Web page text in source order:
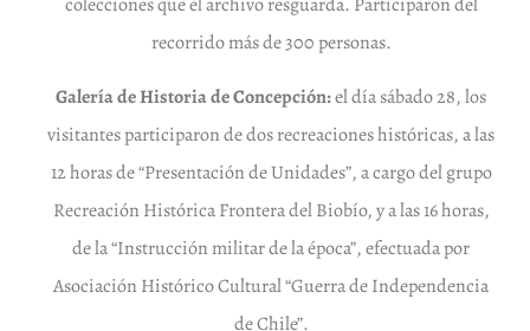
recorrido más de 300 personas.
Galería de Historia de Concepción:el día sábado 28, los
visitantes participaron de dos recreaciones históricas, a las
12 horas de “Presentación de Unidades”, a cargo del grupo
Recreación Histórica Frontera del Biobío, y a las 16 horas,
de la “Instrucción militar de la época”, efectuada por
Asociación Histórico Cultural “Guerra de Independencia
de Chile”.